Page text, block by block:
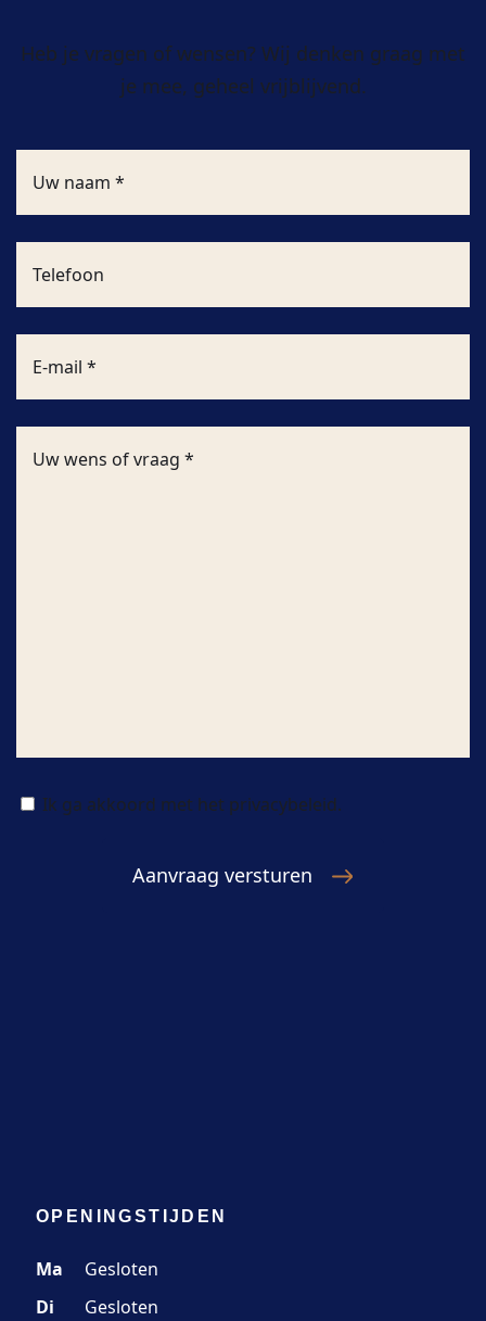
Heb je vragen of wensen? Wij denken graag met
je mee, geheel vrijblijvend.
Ik ga akkoord met het privacybeleid.
OPENINGSTIJDEN
Ma
Gesloten
Di
Gesloten